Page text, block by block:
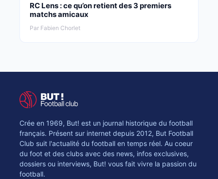
RC Lens : ce qu’on retient des 3 premiers
matchs amicaux
Par Fabien Chorlet
Crée en 1969, But! est un journal historique du football
français. Présent sur internet depuis 2012, But Football
Club suit l'actualité du football en temps réel. Au coeur
du foot et des clubs avec des news, infos exclusives,
dossiers ou interviews, But! vous fait vivre la passion du
football.